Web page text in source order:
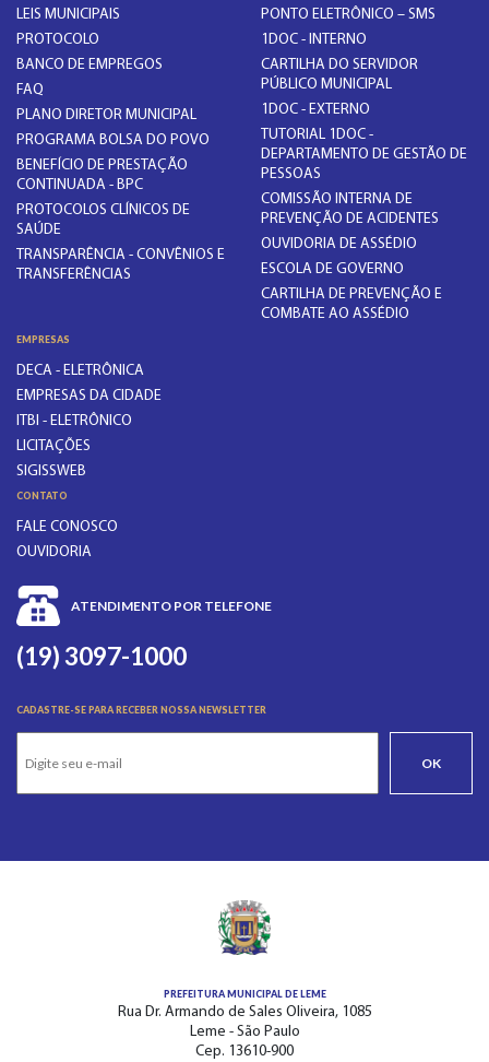
LEIS MUNICIPAIS
PROTOCOLO
BANCO DE EMPREGOS
FAQ
PLANO DIRETOR MUNICIPAL
PROGRAMA BOLSA DO POVO
BENEFÍCIO DE PRESTAÇÃO
CONTINUADA - BPC
PROTOCOLOS CLÍNICOS DE
SAÚDE
TRANSPARÊNCIA - CONVÊNIOS E
TRANSFERÊNCIAS
PONTO ELETRÔNICO – SMS
1DOC - INTERNO
CARTILHA DO SERVIDOR
PÚBLICO MUNICIPAL
1DOC - EXTERNO
TUTORIAL 1DOC -
DEPARTAMENTO DE GESTÃO DE
PESSOAS
COMISSÃO INTERNA DE
PREVENÇÃO DE ACIDENTES
OUVIDORIA DE ASSÉDIO
ESCOLA DE GOVERNO
CARTILHA DE PREVENÇÃO E
COMBATE AO ASSÉDIO
EMPRESAS
DECA - ELETRÔNICA
EMPRESAS DA CIDADE
ITBI - ELETRÔNICO
LICITAÇÕES
SIGISSWEB
CONTATO
FALE CONOSCO
OUVIDORIA
ATENDIMENTO POR TELEFONE
(19) 3097-1000
CADASTRE-SE PARA RECEBER NOSSA NEWSLETTER
OK
PREFEITURA MUNICIPAL DE LEME
Rua Dr. Armando de Sales Oliveira, 1085
Leme - São Paulo
Cep. 13610-900